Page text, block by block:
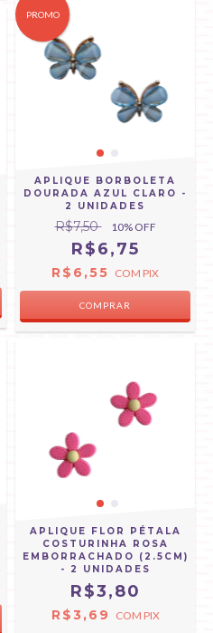
PROMO
APLIQUE BORBOLETA
DOURADA AZUL CLARO -
2 UNIDADES
R$7,50 10% OFF
R$6,75
R$6,55 COM PIX
APLIQUE FLOR PÉTALA
COSTURINHA ROSA
EMBORRACHADO (2.5CM)
- 2 UNIDADES
R$3,80
R$3,69 COM PIX